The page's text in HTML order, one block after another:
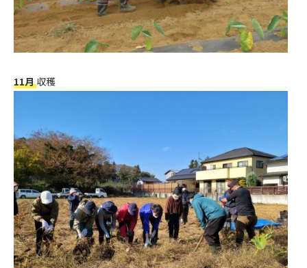
11月収穫